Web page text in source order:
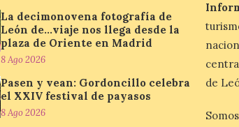
La decimonovena fotografía de
León de…viaje nos llega desde la
plaza de Oriente en Madrid
8 Ago 2026
Pasen y vean: Gordoncillo celebra
el XXIV festival de payasos
8 Ago 2026
de